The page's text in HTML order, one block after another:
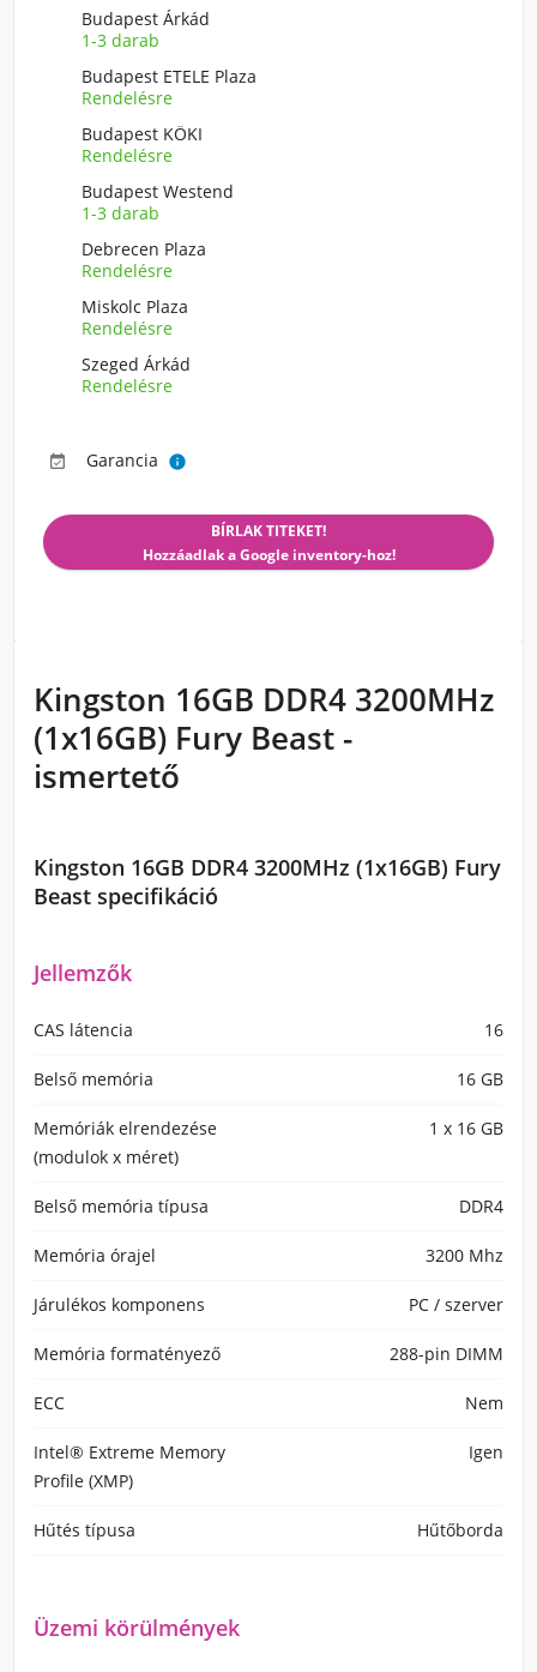
Budapest Árkád
1-3 darab
Budapest ETELE Plaza
Rendelésre
Budapest KÖKI
Rendelésre
Budapest Westend
1-3 darab
Debrecen Plaza
Rendelésre
Miskolc Plaza
Rendelésre
Szeged Árkád
Rendelésre
 Garancia 
BÍRLAK TITEKET!
Hozzáadlak a Google inventory-hoz!
Kingston 16GB DDR4 3200MHz
(1x16GB) Fury Beast -
ismertető
Kingston 16GB DDR4 3200MHz (1x16GB) Fury
Beast specifikáció
Jellemzők
CAS látencia 16
Belső memória 16 GB
Memóriák elrendezése
(modulok x méret)
1 x 16 GB
Belső memória típusa DDR4
Memória órajel 3200 Mhz
Járulékos komponens PC / szerver
Memória formatényező 288-pin DIMM
ECC Nem
Intel® Extreme Memory
Profile (XMP)
Igen
Hűtés típusa Hűtőborda
Üzemi körülmények